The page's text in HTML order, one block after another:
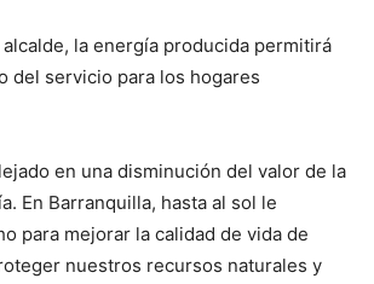
la energía producida permitirá
del servicio para los hogares
en una disminución del valor de la
En Barranquilla, hasta al sol le
para mejorar la calidad de vida de
nuestros recursos naturales y